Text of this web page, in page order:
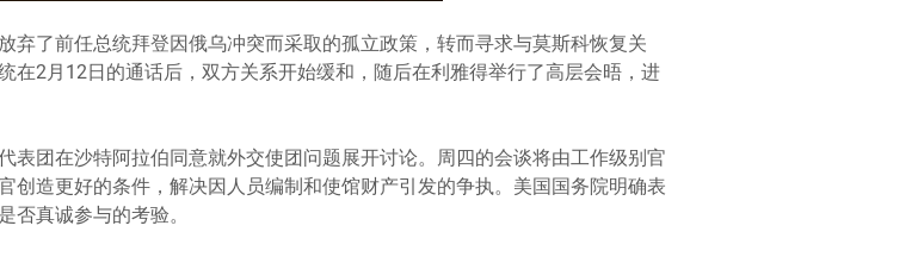
弃了前任总统拜登因俄乌冲突而采取的孤立政策，转而寻求与莫斯科恢复关
在2月12日的通话后，双方关系开始缓和，随后在利雅得举行了高层会晤，进
表团在沙特阿拉伯同意就外交使团问题展开讨论。周四的会谈将由工作级别官
创造更好的条件，解决因人员编制和使馆财产引发的争执。美国国务院明确表
真诚参与的考验。